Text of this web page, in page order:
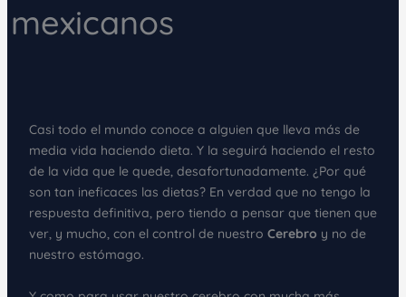
mexicanos
Casi todo el mundo conoce a alguien que lleva más de
media vida haciendo dieta. Y la seguirá haciendo el resto
de la vida que le quede, desafortunadamente. ¿Por qué
son tan ineficaces las dietas? En verdad que no tengo la
respuesta definitiva, pero tiendo a pensar que tienen que
ver, y mucho, con el control de nuestro Cerebro y no de
nuestro estómago.